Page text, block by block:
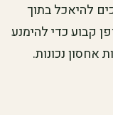
להיאכל בתוך
קבוע כדי להימנע
נכונות.